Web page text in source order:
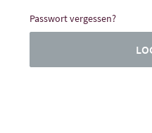
Passwort vergessen?